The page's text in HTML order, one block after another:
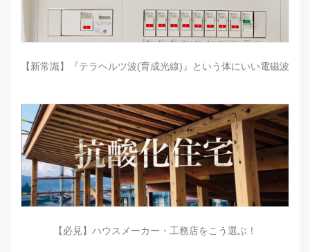
【新常識】『テラヘルツ波(育成光線)』という体にいい電磁波
【必見】ハウスメーカー・工務店をこう選ぶ！